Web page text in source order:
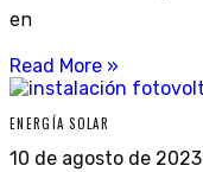
en
Read More »
ENERGÍA SOLAR
10 de agosto de 2023